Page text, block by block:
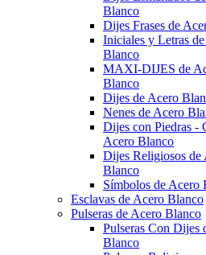
Blanco
Dijes Frases de
Iniciales y Letras
Blanco
MAXI-DIJES de
Blanco
Dijes de Acero
Nenes de Acero
Dijes con Piedras -
Acero Blanco
Dijes Religiosos de
Blanco
Símbolos de Acero
Esclavas de Acero Blanco
Pulseras de Acero Blanco
Pulseras Con Dijes
Blanco